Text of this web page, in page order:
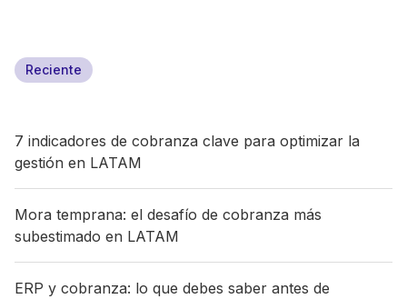
Reciente
7 indicadores de cobranza clave para optimizar la
gestión en LATAM
Mora temprana: el desafío de cobranza más
subestimado en LATAM
ERP y cobranza: lo que debes saber antes de